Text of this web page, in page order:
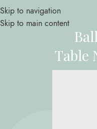
Skip to navigation
Skip to main content
Table